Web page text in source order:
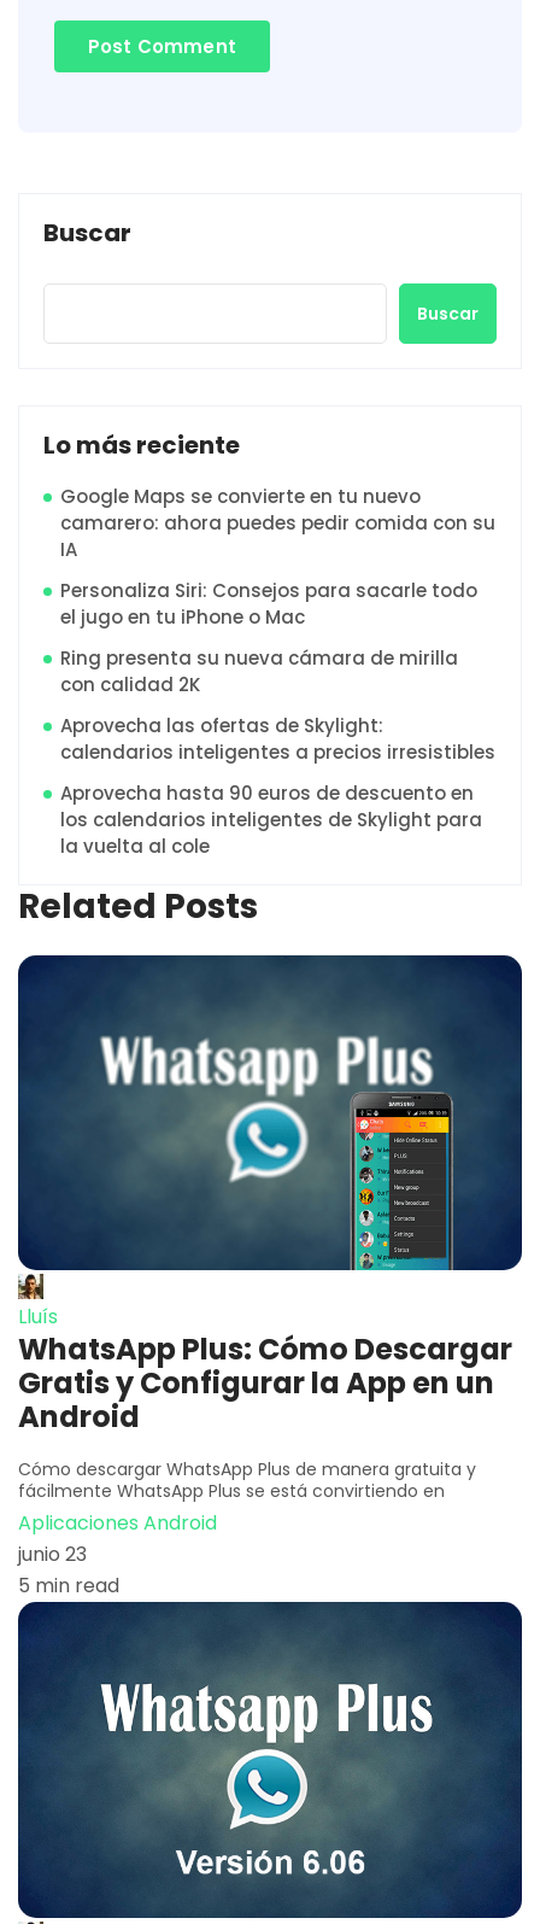
Buscar
Buscar
Lo más reciente
Google Maps se convierte en tu nuevo
camarero: ahora puedes pedir comida con su
IA
Personaliza Siri: Consejos para sacarle todo
el jugo en tu iPhone o Mac
Ring presenta su nueva cámara de mirilla
con calidad 2K
Aprovecha las ofertas de Skylight:
calendarios inteligentes a precios irresistibles
Aprovecha hasta 90 euros de descuento en
los calendarios inteligentes de Skylight para
la vuelta al cole
Related Posts
Lluís
WhatsApp Plus: Cómo Descargar
Gratis y Configurar la App en un
Android
Cómo descargar WhatsApp Plus de manera gratuita y
fácilmente WhatsApp Plus se está convirtiendo en
Aplicaciones Android
junio 23
5 min read